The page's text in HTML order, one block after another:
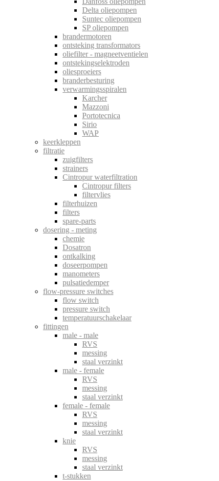
Delta oliepompen
Suntec oliepompen
SP oliepompen
brandermotoren
ontsteking transformators
oliefilter - magneetventielen
ontstekingselektroden
oliesproeiers
branderbesturing
verwarmingsspiralen
Karcher
Mazzoni
Portotecnica
Sirio
WAP
keerkleppen
filtratie
zuigfilters
strainers
Cintropur waterfiltration
Cintropur filters
filtervlies
filterhuizen
filters
spare-parts
dosering - meting
chemie
Dosatron
ontkalking
doseerpompen
manometers
pulsatiedemper
flow-pressure switches
flow switch
pressure switch
temperatuurschakelaar
fittingen
male - male
RVS
messing
staal verzinkt
male - female
RVS
messing
staal verzinkt
female - female
RVS
messing
staal verzinkt
knie
RVS
messing
staal verzinkt
t-stukken